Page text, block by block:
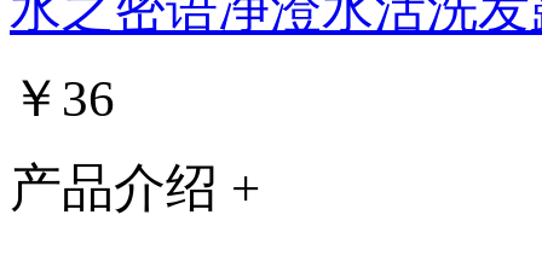
￥36
产品介绍 +